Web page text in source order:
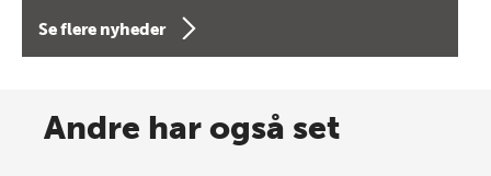
forfatterne bag vores nyes…
Spar op til 70% til sommer-
Se flere nyheder
Andre har også set